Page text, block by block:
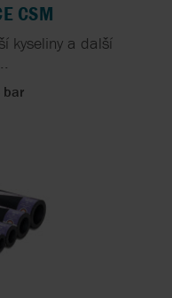
CSM
kyseliny a další
bar